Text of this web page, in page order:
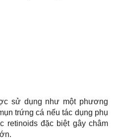
sử dụng như một phương
trứng cá nếu tác dụng phụ
retinoids đặc biệt gây châm